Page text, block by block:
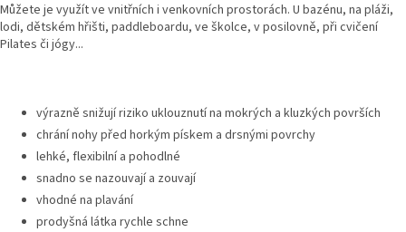
Můžete je využít ve vnitřních i venkovních prostorách. U bazénu, na pláži,
lodi, dětském hřišti, paddleboardu, ve školce, v posilovně, při cvičení
Pilates či jógy...
výrazně snižují riziko uklouznutí na mokrých a kluzkých površích
chrání nohy před horkým pískem a drsnými povrchy
lehké, flexibilní a pohodlné
snadno se nazouvají a zouvají
vhodné na plavání
prodyšná látka rychle schne